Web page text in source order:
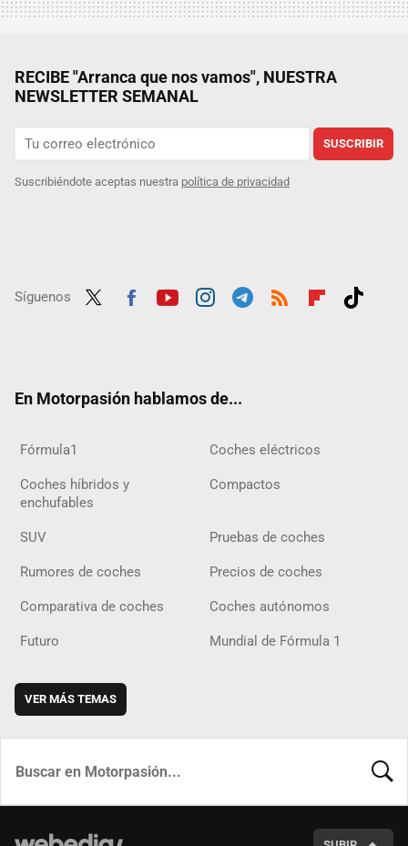
RECIBE "Arranca que nos vamos", NUESTRA
NEWSLETTER SEMANAL
SUSCRIBIR
Suscribiéndote aceptas nuestra política de privacidad
Síguenos
En Motorpasión hablamos de...
Fórmula1 Coches eléctricos
Coches híbridos y
enchufables
Compactos
SUV Pruebas de coches
Rumores de coches Precios de coches
Comparativa de coches Coches autónomos
Futuro Mundial de Fórmula 1
VER MÁS TEMAS